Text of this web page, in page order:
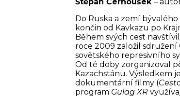
Do Ruska a zemí
končin od Kavkazu po
Během svých cest
roce 2009 založil sdružení
sovětského represivního
Od té doby zorganizoval
Kazachstánu. Výsledkem
dokumentární filmy (
program Gulag XR